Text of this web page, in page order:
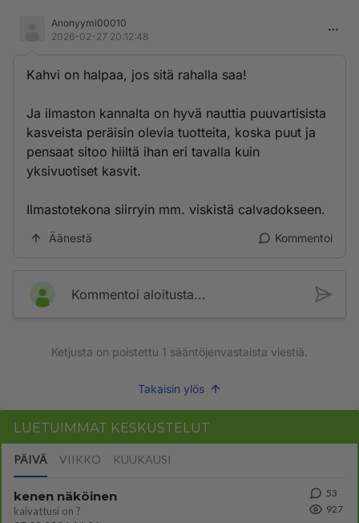
Anonyymi00010
2026-02-27 20:12:48
Kahvi on halpaa, jos sitä rahalla saa!
Ja ilmaston kannalta on hyvä nauttia puuvartisista
kasveista peräisin olevia tuotteita, koska puut ja
pensaat sitoo hiiltä ihan eri tavalla kuin
yksivuotiset kasvit.
Ilmastotekona siirryin mm. viskistä calvadokseen.
Äänestä Kommentoi
Kommentoi aloitusta...
Ketjusta on poistettu 1 sääntöjenvastaista viestiä.
Takaisin ylös
LUETUIMMAT KESKUSTELUT
PÄIVÄ VIIKKO KUUKAUSI
kenen näköinen
kaivattusi on ?
53
927